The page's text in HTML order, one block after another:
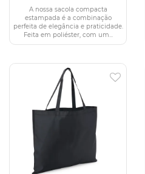
A nossa sacola compacta
estampada é a combinação
perfeita de elegância e praticidade.
Feita em poliéster, com um...